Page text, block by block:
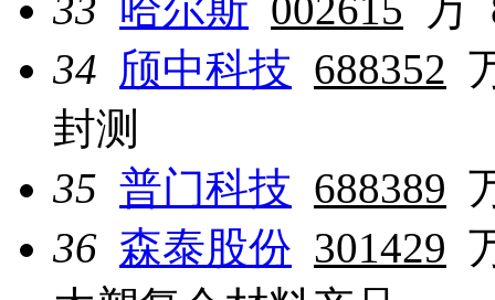
34 颀中科技 688352
封测
35 普门科技 688389
36 森泰股份 301429